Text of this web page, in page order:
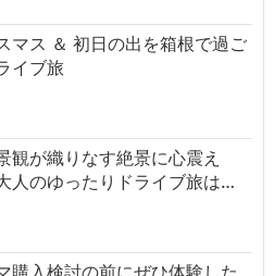
マス ＆ 初日の出を箱根で過ご
イブ旅
観が織りなす絶景に心震え
人のゆったりドライブ旅は…
購入検討の前にぜひ体験した